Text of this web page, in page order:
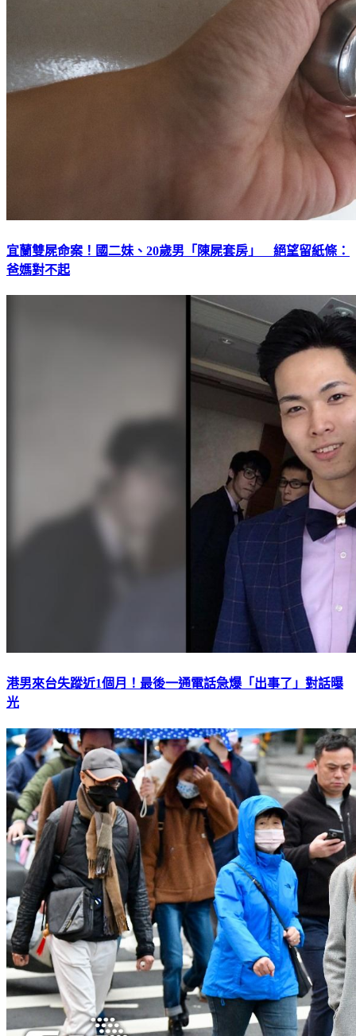
宜蘭雙屍命案！國二妹、20歲男「陳屍套房」 絕望留紙條：
爸媽對不起
港男來台失蹤近1個月！最後一通電話急爆「出事了」對話曝
光